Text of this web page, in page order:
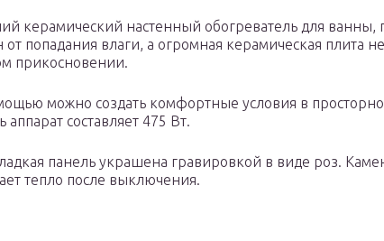
керамический настенный обогреватель для ванны,
попадания влаги, а огромная керамическая плита
прикосновении.
можно создать комфортные условия в
аппарат составляет 475 Вт.
панель украшена гравировкой в виде роз.
тепло после выключения.